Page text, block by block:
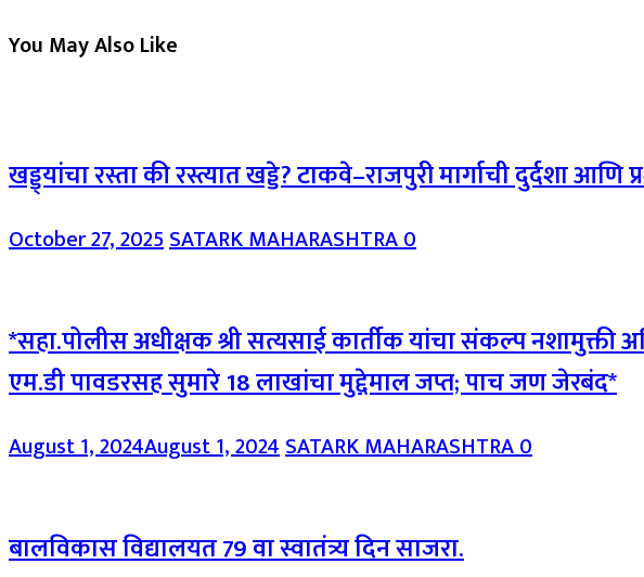
You May Also Like
खड्ड्यांचा रस्ता की रस्त्यात खड्डे? टाकवे–राजपुरी मार्गाची दुर्दशा आणि
October 27, 2025SATARK MAHARASHTRA0
*सहा.पोलीस अधीक्षक श्री सत्यसाई कार्तीक यांचा संकल्प नशामुक्ती
एम.डी पावडरसह सुमारे 18 लाखांचा मुद्देमाल जप्त; पाच जण जेरबंद*
August 1, 2024August 1, 2024SATARK MAHARASHTRA0
बालविकास विद्यालयत 79 वा स्वातंत्र्य दिन साजरा.